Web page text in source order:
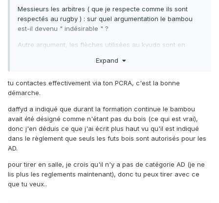
Messieurs les arbitres ( que je respecte comme ils sont
respectés au rugby ) : sur quel argumentation le bambou
est-il devenu " indésirable " ?
Autre argument, les flèches utilisées au kyudo sont en
vu mon niveau de tir en 3D je puis affirmer que le bambou
Au fait comment faire pour contacter la CNA ? Par notre
questions par un officiel.
PS :
concours en salle se fait sur Egerton et que je n'ai pas
envie de péter mes fûts bois ( le fût bois n'aime pas
l'Egerton ).
Expand
tu contactes effectivement via ton PCRA, c'est la bonne
démarche.
daffyd a indiqué que durant la formation continue le bambou
avait été désigné comme n'étant pas du bois (ce qui est vrai),
donc j'en déduis ce que j'ai écrit plus haut vu qu'il est indiqué
dans le règlement que seuls les futs bois sont autorisés pour les
AD.
pour tirer en salle, je crois qu'il n'y a pas de catégorie AD (je ne
lis plus les reglements maintenant), donc tu peux tirer avec ce
que tu veux..